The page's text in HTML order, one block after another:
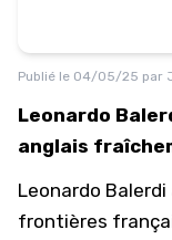
Publié le 04/05/25 par
Leonardo
anglais
Leonardo
frontières